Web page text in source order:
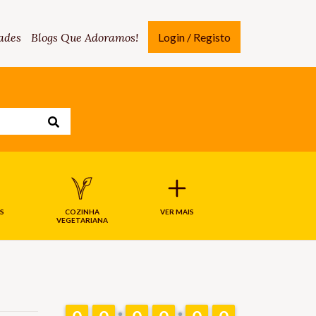
Blogs Que Adoramos! Login / Registo
COZINHA
VEGETARIANA
VER MAIS